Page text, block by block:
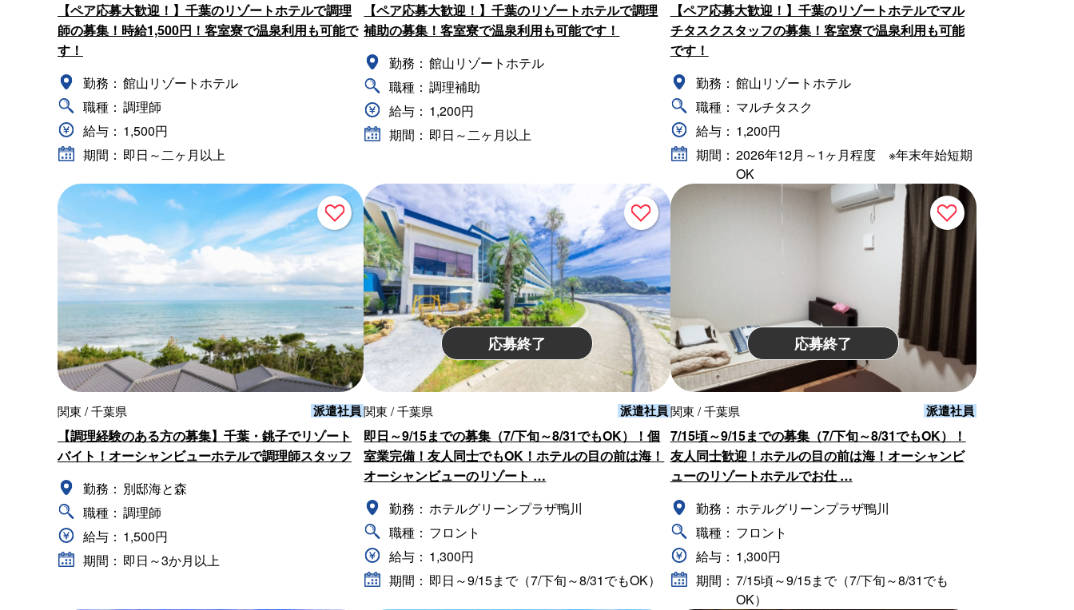
【ペア応募大歓迎！】千葉のリゾートホテルで調理
師の募集！時給1,500円！客室寮で温泉利用も可能で
す！
勤務： 館山リゾートホテル
職種： 調理師
給与： 1,500円
期間： 即日～二ヶ月以上
【ペア応募大歓迎！】千葉のリゾートホテルで調理
補助の募集！客室寮で温泉利用も可能です！
勤務： 館山リゾートホテル
職種： 調理補助
給与： 1,200円
期間： 即日～二ヶ月以上
【ペア応募大歓迎！】千葉のリゾートホテルでマル
チタスクスタッフの募集！客室寮で温泉利用も可能
です！
勤務： 館山リゾートホテル
職種： マルチタスク
給与： 1,200円
期間： 2026年12月～1ヶ月程度 ※年末年始短期
OK
関東 / 千葉県 派遣社員
【調理経験のある方の募集】千葉・銚子でリゾート
バイト！オーシャンビューホテルで調理師スタッフ
勤務： 別邸海と森
職種： 調理師
給与： 1,500円
期間： 即日～3か月以上
応募終了
関東 / 千葉県 派遣社員
即日～9/15までの募集（7/下旬～8/31でもOK）！個
室業完備！友人同士でもOK！ホテルの目の前は海！
オーシャンビューのリゾート …
勤務： ホテルグリーンプラザ鴨川
職種： フロント
給与： 1,300円
期間： 即日～9/15まで（7/下旬～8/31でもOK）
応募終了
関東 / 千葉県 派遣社員
7/15頃～9/15までの募集（7/下旬～8/31でもOK）！
友人同士歓迎！ホテルの目の前は海！オーシャンビ
ューのリゾートホテルでお仕 …
勤務： ホテルグリーンプラザ鴨川
職種： フロント
給与： 1,300円
期間： 7/15頃～9/15まで（7/下旬～8/31でも
OK）